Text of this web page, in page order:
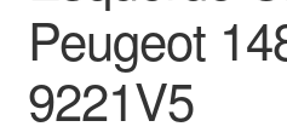
Peugeot
9221V5